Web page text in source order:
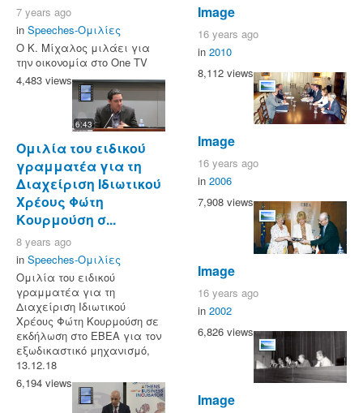
7 years ago
in Speeches-Ομιλίες
Ο Κ. Μίχαλος μιλάει για
την οικονομία στο One TV
4,483 views
6:43
Ομιλία του ειδικού
γραμματέα για τη
Διαχείριση Ιδιωτικού
Χρέους Φώτη
Κουρμούση σ...
8 years ago
in Speeches-Ομιλίες
Ομιλία του ειδικού
γραμματέα για τη
Διαχείριση Ιδιωτικού
Χρέους Φώτη Κουρμούση σε
εκδήλωση στο ΕΒΕΑ για τον
εξωδικαστικό μηχανισμό,
13.12.18
6,194 views
Image
16 years ago
in 2010
8,112 views
Image
16 years ago
in 2006
7,908 views
Image
16 years ago
in 2002
6,826 views
Image